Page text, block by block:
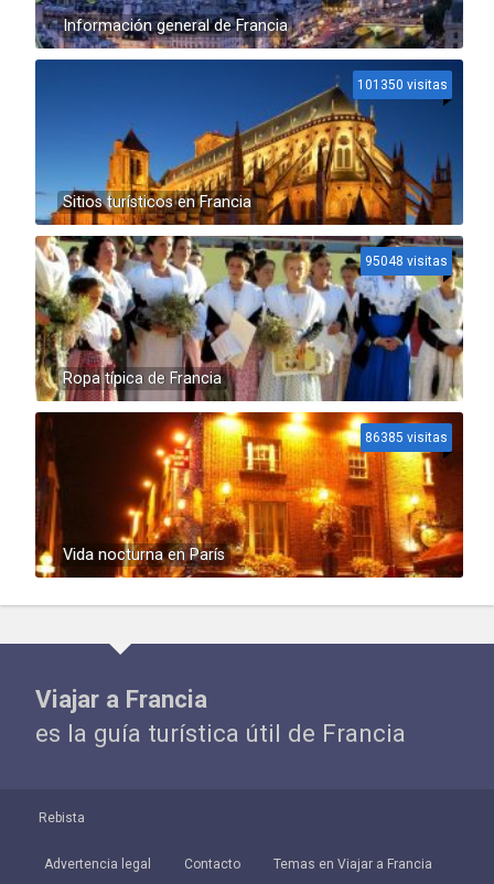
Información general de Francia
Sitios turísticos en Francia
101350 visitas
Ropa típica de Francia
95048 visitas
Vida nocturna en París
86385 visitas
Viajar a Francia
es la guía turística útil de Francia
Rebista
Advertencia legal Contacto Temas en Viajar a Francia